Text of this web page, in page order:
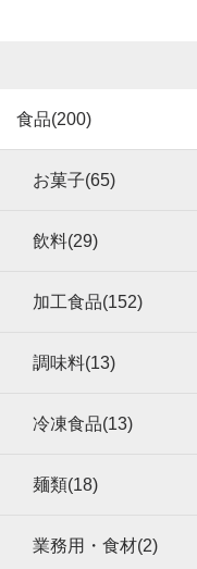
食品(200)
お菓子(65)
飲料(29)
加工食品(152)
調味料(13)
冷凍食品(13)
麺類(18)
業務用・食材(2)